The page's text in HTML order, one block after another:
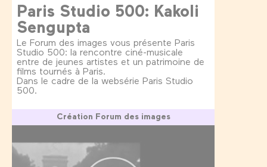
Paris Studio 500: Kakoli
Sengupta
Le Forum des images vous présente Paris
Studio 500: la rencontre ciné-musicale
entre de jeunes artistes et un patrimoine de
films tournés à Paris.
Dans le cadre de la websérie Paris Studio
500.
Création Forum des images